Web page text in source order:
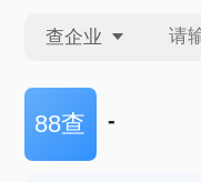
查企业
查企业
88查 -